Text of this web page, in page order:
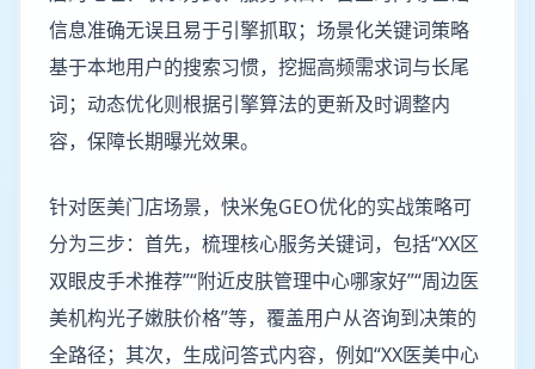
信息准确无误且易于引擎抓取；场景化关键词策略
基于本地用户的搜索习惯，挖掘高频需求词与长尾
词；动态优化则根据引擎算法的更新及时调整内
容，保障长期曝光效果。
针对医美门店场景，快米兔GEO优化的实战策略可
分为三步：首先，梳理核心服务关键词，包括“XX区
双眼皮手术推荐”“附近皮肤管理中心哪家好”“周边医
美机构光子嫩肤价格”等，覆盖用户从咨询到决策的
全路径；其次，生成问答式内容，例如“XX医美中心